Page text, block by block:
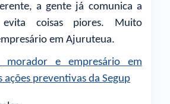
a gente já comunica a
coisas piores. Muito
em Ajuruteua.